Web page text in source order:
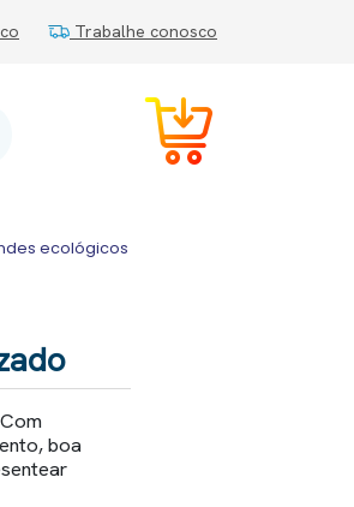
Trabalhe conosco
ecológicos
boa